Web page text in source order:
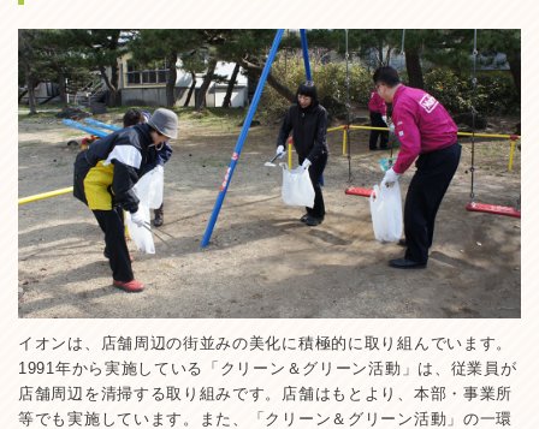
イオンは、店舗周辺の街並みの美化に積極的に取り組んでいます。
1991年から実施している「クリーン＆グリーン活動」は、従業員が
店舗周辺を清掃する取り組みです。店舗はもとより、本部・事業所
等でも実施しています。また、「クリーン＆グリーン活動」の一環